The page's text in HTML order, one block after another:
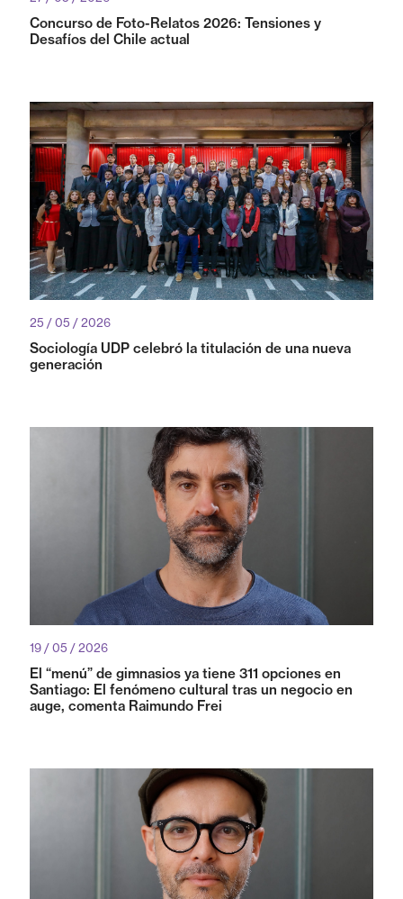
Concurso de Foto-Relatos 2026: Tensiones y
Desafíos del Chile actual
25 / 05 / 2026
Sociología UDP celebró la titulación de una nueva
generación
19 / 05 / 2026
El “menú” de gimnasios ya tiene 311 opciones en
Santiago: El fenómeno cultural tras un negocio en
auge, comenta Raimundo Frei